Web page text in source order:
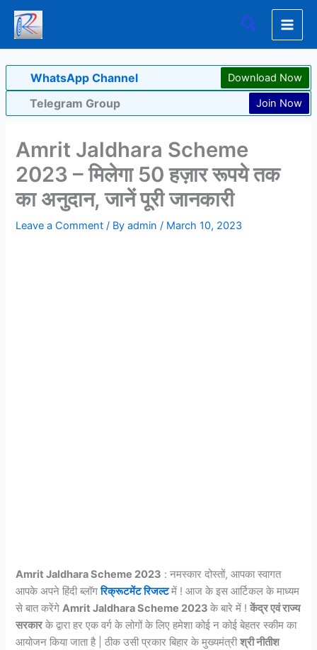
Skip
content
Search
WhatsApp Channel Download Now
Telegram Group Join Now
Amrit Jaldhara Scheme
2023 – मिलेगा 50 हज़ार रूपये तक
का अनुदान, जानें पूरी जानकारी
Leave a Comment / Byadmin/ March 10, 2023
Amrit Jaldhara Scheme 2023 : नमस्कार दोस्तों, आपका स्वागत
आपके अपने हिंदी ब्लॉगरिक्रूटमेंट रिजल्टमें ! आज के इस आर्टिकल के माध्यम
से बात करेंगेAmrit Jaldhara Scheme 2023 के बारे में !केंद्र एवं राज्य
सरकारके द्वारा हर एक वर्ग के लोगों के लिए हमेशा कोई न कोई बेहतर स्कीम का
आयोजन किया जाता है | ठीक उसी प्रकार बिहार के मुख्यमंत्रीश्री नीतीश